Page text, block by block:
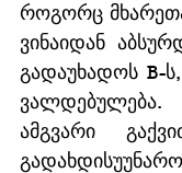
როგორც
ვინაიდან
გადაუხადოს B-
ამგვარი